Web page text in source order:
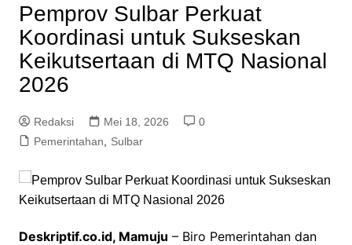
Pemprov Sulbar Perkuat
Koordinasi untuk Sukseskan
Keikutsertaan di MTQ Nasional
2026
Redaksi Mei 18, 2026
0
Pemerintahan
Sulbar
Deskriptif.co.id, Mamuju – Biro Pemerintahan dan